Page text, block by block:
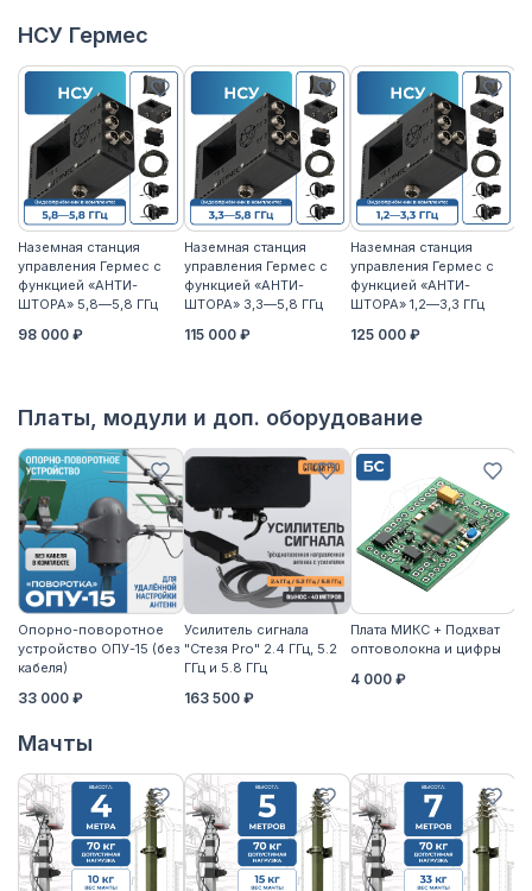
НСУ Гермес
Наземная станция
управления Гермес с
функцией «АНТИ-
ШТОРА» 5,8—5,8 ГГц
98 000 ₽
Наземная станция
управления Гермес с
функцией «АНТИ-
ШТОРА» 3,3—5,8 ГГц
115 000 ₽
Наземная станция
управления Гермес с
функцией «АНТИ-
ШТОРА» 1,2—3,3 ГГц
125 000 ₽
Платы, модули и доп. оборудование
Опорно-поворотное
устройство ОПУ-15 (без
кабеля)
33 000 ₽
Усилитель сигнала
"Стезя Pro" 2.4 ГГц, 5.2
ГГц и 5.8 ГГц
163 500 ₽
Плата МИКС + Подхват
оптоволокна и цифры
4 000 ₽
Мачты